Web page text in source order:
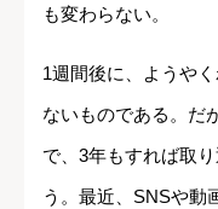
も変わらない。
1週間後に、ようや
ないものである。だ
で、3年もすれば取
う。最近、SNSや動